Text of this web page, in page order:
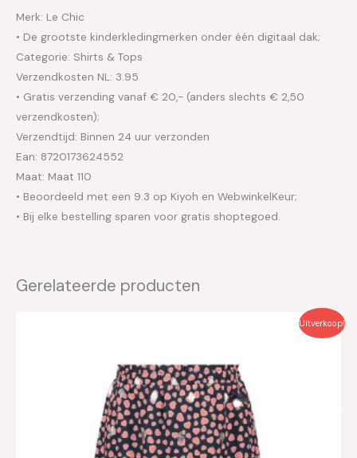
Merk: Le Chic
• De grootste kinderkledingmerken onder één digitaal dak;
Categorie: Shirts & Tops
Verzendkosten NL: 3.95
• Gratis verzending vanaf € 20,- (anders slechts € 2,50
verzendkosten);
Verzendtijd: Binnen 24 uur verzonden
Ean: 8720173624552
Maat: Maat 110
• Beoordeeld met een 9.3 op Kiyoh en WebwinkelKeur;
• Bij elke bestelling sparen voor gratis shoptegoed.
Gerelateerde producten
Uitverkoop!